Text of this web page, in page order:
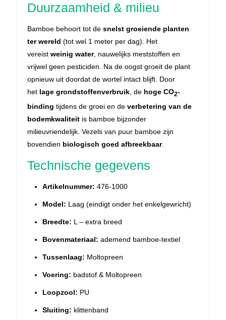
Duurzaamheid & milieu
Bamboe behoort tot de snelst groeiende planten
ter wereld (tot wel 1 meter per dag). Het
vereist weinig water, nauwelijks meststoffen en
vrijwel geen pesticiden. Na de oogst groeit de plant
opnieuw uit doordat de wortel intact blijft. Door
het lage grondstoffenverbruik , de hoge CO2-
binding tijdens de groei en de verbetering van de
bodemkwaliteit is bamboe bijzonder
milieuvriendelijk. Vezels van puur bamboe zijn
bovendien biologisch goed afbreekbaar.
Technische gegevens
Artikelnummer: 476-1000
Model: Laag (eindigt onder het enkelgewricht)
Breedte: L – extra breed
Bovenmateriaal: ademend bamboe-textiel
Tussenlaag: Moltopreen
Voering: badstof & Moltopreen
Loopzool: PU
Sluiting: klittenband